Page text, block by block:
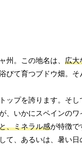
州。この地名は、 広大
びて育つブドウ畑。
ップを誇ります。そし
いかにスペインの
、ミネラル感が特徴で
、あるいは、暑い日